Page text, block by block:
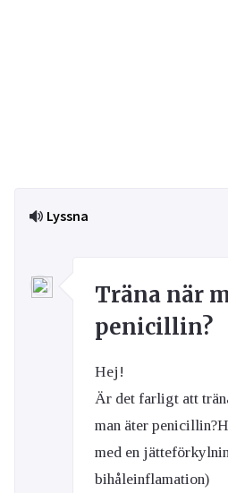
Lyssna
Träna när
penicillin?
Hej!
Är det farligt att
man äter
med en
bihåleinflamation)